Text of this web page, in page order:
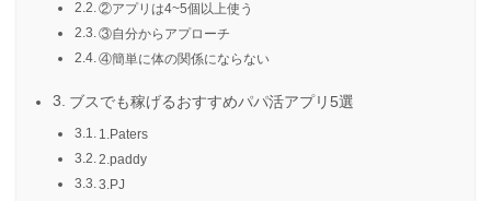
②アプリは4~5個以上使う
③自分からアプローチ
④簡単に体の関係にならない
ブスでも稼げるおすすめパパ活アプリ5選
1.Paters
2.paddy
3.PJ